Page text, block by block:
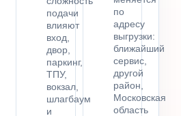
подачи
влияют
вход,
двор,
паркинг,
ТПУ,
вокзал,
шлагбаум
и
по
адресу
выгрузки:
ближайший
сервис,
другой
район,
Московская
область